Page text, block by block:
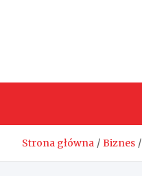
Strona główna Biznes